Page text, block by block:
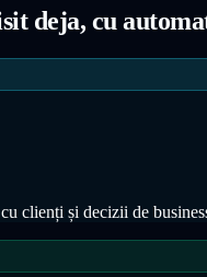
deja, cu
clienți și decizii de